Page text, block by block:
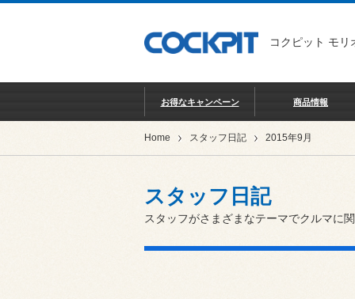
コクピット モリ
お得なキャンペーン 商品情報
Home スタッフ日記 2015年9月
スタッフ日記
スタッフがさまざまなテーマでクルマに